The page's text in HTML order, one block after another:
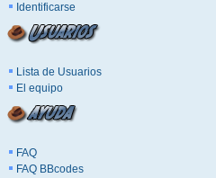
Identificarse
Lista de Usuarios
El equipo
FAQ
FAQ BBcodes